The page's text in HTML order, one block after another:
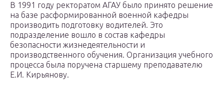
В 1991 году ректоратом АГАУ было принято решение
на базе расформированной военной кафедры
производить подготовку водителей. Это
подразделение вошло в состав кафедры
безопасности жизнедеятельности и
производственного обучения. Организация учебного
процесса была поручена старшему преподавателю
Е.И. Кирьянову.